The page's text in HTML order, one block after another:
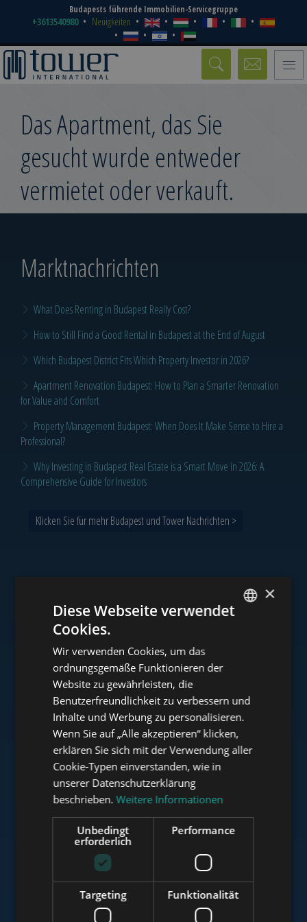
Budapests führende Immobilien-Servicegruppe
+3613540980 Neuigkeiten
Toggle
Das Apartment, das Sie
gesucht wurde entweder
vermietet oder verkauft.
Marktnachrichten
What Does Renting in Budapest Really Cost?
How to Still Find a Good Rental in Budapest at the End of August
Which Budapest District Fits Which Property Investor in 2026?
Apartment Renovation Budapest: How to Plan a Smarter Renovation
for Value and Comfort
Property Management Budapest: When Does It Make Sense to Hire a
Professional?
Why Investing in Budapest Real Estate is a Smart Move in 2026: A
Comprehensive Guide for Investors
Klicken Sie für mehr Budapest und Tower Nachrichten >
Unser Portfolio
www.tower-investments.com
www.towerassistance.com
www.towerconsulting.hu
www.mybudapesthome.com
FRENCH
ITALIAN
SPANISH
RUSSIAN
×
Diese Webseite verwendet
Cookies.
Wir verwenden Cookies, um das
ordnungsgemäße Funktionieren der
Website zu gewährleisten, die
Benutzerfreundlichkeit zu verbessern und
Inhalte und Werbung zu personalisieren.
Wenn Sie auf „Alle akzeptieren“ klicken,
erklären Sie sich mit der Verwendung aller
Cookie-Typen einverstanden, wie in
unserer Datenschutzerklärung
beschrieben. Weitere Informationen
Unbedingt
erforderlich
Performance
Targeting Funktionalität